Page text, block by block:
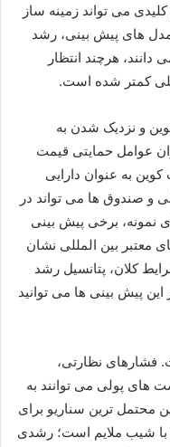
می تواند زمینه ساز
های پیش بینی، رشد
هرچند انتظار
کمتر شده است.
و نزدیک شدن به
عوامل حمایتی قیمت
به عنوان دارایی
صندوق ها می تواند در
نمونه، برخی پیش بینی
بین المللی نشان
کلان، پتانسیل رشد
این پیش بینی ها می توانید
فشارهای نظارتی،
های پولی می توانند به
محتمل ترین سناریو برای
با شیب ملایم است؛ رشدی